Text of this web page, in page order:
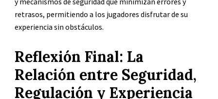
retrasos, permitiendo a los jugadores disfrutar de su
experiencia sin obstáculos.
Reflexión Final: La
Relación entre Seguridad,
Regulación y Experiencia